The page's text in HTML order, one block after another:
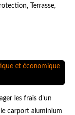
, Terrasse,
les frais d'un
carport aluminium